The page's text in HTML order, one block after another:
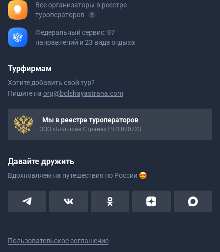
Все организаторы в реестре
туроператоров
Федеральный сервис: 97
направлений и 23 вида отдыха
Турфирмам
Хотите добавить свой тур?
Пишите на org@bolshayastrana.com
Мы в реестре туроператоров
ООО «Большая Страна» РТО 020723
Давайте дружить
Вдохновляем на путешествия по России
Пользовательское соглашение